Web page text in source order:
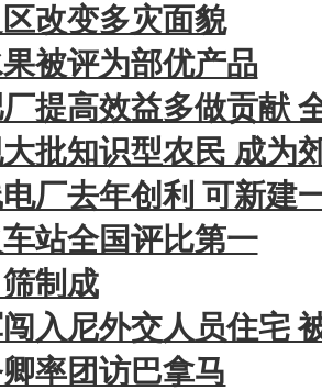
改变多灾面貌
被评为部优产品
提高效益多做贡献
批知识型农民 成为
厂去年创利 可新建
站全国评比第一
制成
入尼外交人员住宅
率团访巴拿马